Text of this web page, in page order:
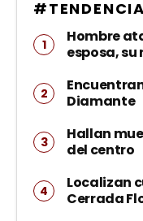
Hombre
esposa, su
Diamante
Hallan
del centro
Localizan
Cerrada